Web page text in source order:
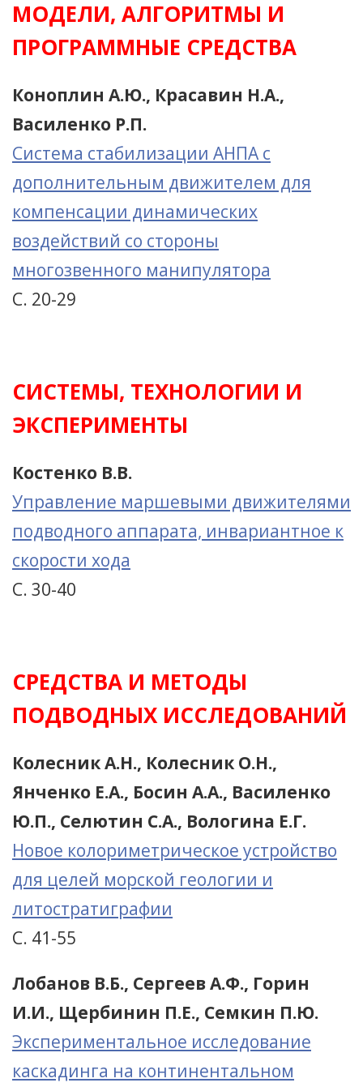
МОДЕЛИ, АЛГОРИТМЫ И
ПРОГРАММНЫЕ СРЕДСТВА
Коноплин А.Ю., Красавин Н.А.,
Василенко Р.П.
Система стабилизации АНПА c
дополнительным движителем для
компенсации динамических
воздействий со стороны
многозвенного манипулятора
С. 20-29
СИСТЕМЫ, ТЕХНОЛОГИИ И
ЭКСПЕРИМЕНТЫ
Костенко В.В.
Управление маршевыми движителями
подводного аппарата, инвариантное к
скорости хода
С. 30-40
СРЕДСТВА И МЕТОДЫ
ПОДВОДНЫХ ИССЛЕДОВАНИЙ
Колесник А.Н., Колесник О.Н.,
Янченко Е.А., Босин А.А., Василенко
Ю.П., Селютин С.А., Вологина Е.Г.
Новое колориметрическое устройство
для целей морской геологии и
литостратиграфии
С. 41-55
Лобанов В.Б., Сергеев А.Ф., Горин
И.И., Щербинин П.Е., Семкин П.Ю.
Экспериментальное исследование
каскадинга на континентальном